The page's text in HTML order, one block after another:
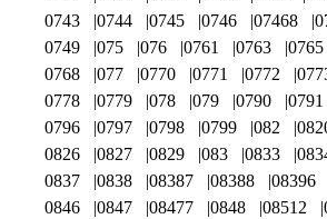
0743
0744 0745 0746 07468
0749
075 076 0761 0763 0765
0768
077 0770 0771 0772
0778
0779 078 079 0790 0791
0796
0797 0798 0799 082
0826
0827 0829 083 0833
0837
0838 08387 08388 08396
0846
0847 08477 0848 08512